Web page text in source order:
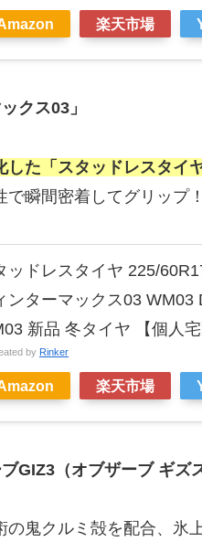
楽天市場
クス03」
た「スタッドレスタイヤ
瞬間密着してグリップ！
ッドレスタイヤ 225/
ンターマックス03
新品 冬タイヤ 【個人宅
by Rinker
楽天市場
GIZ3（オブザーブ ギズ
の鬼クルミ殻を配合、氷